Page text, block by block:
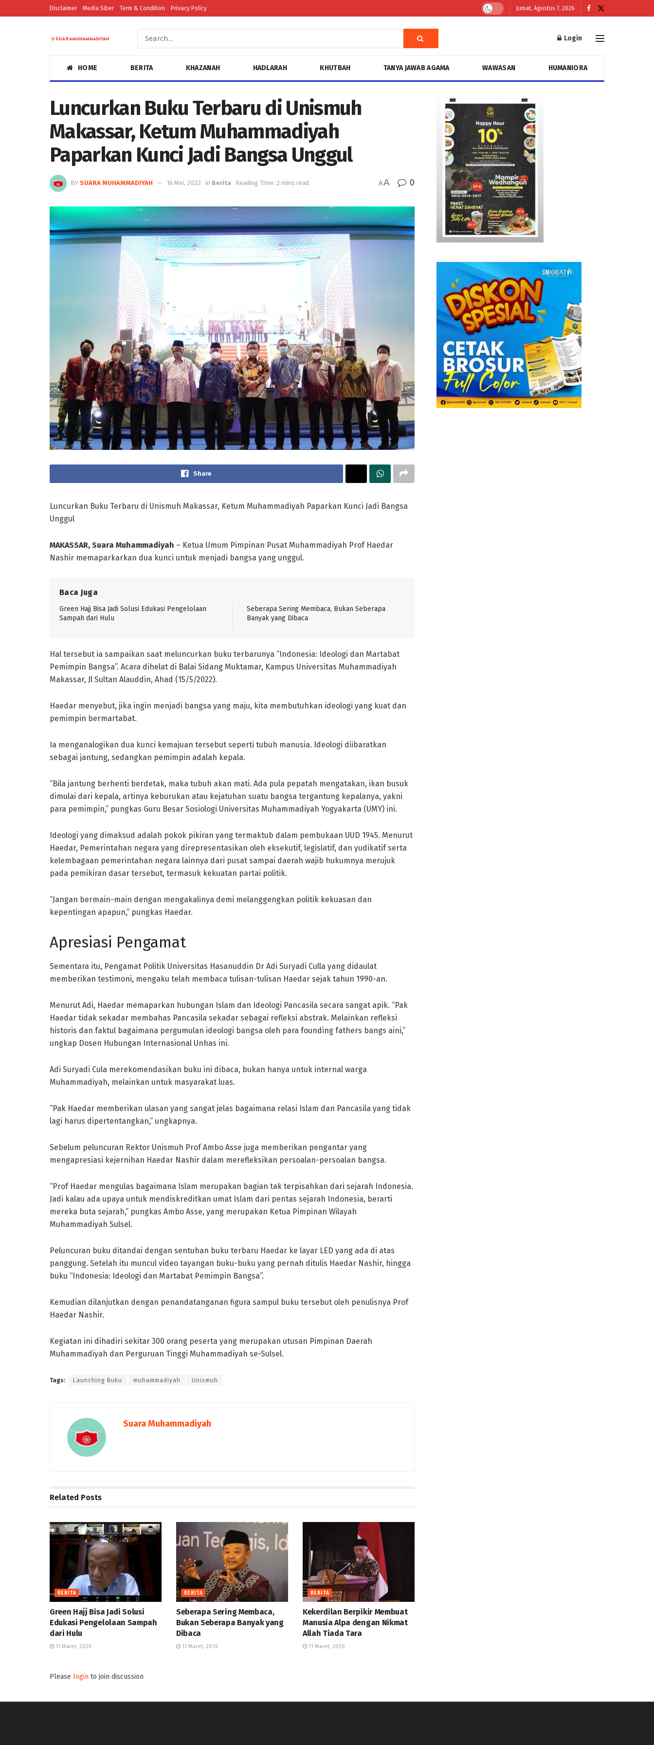
Disclaimer Media Siber Term & Condition Privacy Policy Jumat, Agustus 7, 2026
Login
HOME BERITA KHAZANAH HADLARAH KHUTBAH TANYA JAWAB AGAMA WAWASAN HUMANIORA
Luncurkan Buku Terbaru di Unismuh
Makassar, Ketum Muhammadiyah
Paparkan Kunci Jadi Bangsa Unggul
BY SUARA MUHAMMADIYAH 16 Mei, 2022 in Berita Reading Time: 2 mins read AA 0
Share
Luncurkan Buku Terbaru di Unismuh Makassar, Ketum Muhammadiyah Paparkan Kunci Jadi Bangsa
Unggul
MAKASSAR, Suara Muhammadiyah – Ketua Umum Pimpinan Pusat Muhammadiyah Prof Haedar
Nashir memaparkarkan dua kunci untuk menjadi bangsa yang unggul.
Baca Juga
Green Hajj Bisa Jadi Solusi Edukasi Pengelolaan
Sampah dari Hulu
Seberapa Sering Membaca, Bukan Seberapa
Banyak yang Dibaca
Hal tersebut ia sampaikan saat meluncurkan buku terbarunya “Indonesia: Ideologi dan Martabat
Pemimpin Bangsa”. Acara dihelat di Balai Sidang Muktamar, Kampus Universitas Muhammadiyah
Makassar, Jl Sultan Alauddin, Ahad (15/5/2022).
Haedar menyebut, jika ingin menjadi bangsa yang maju, kita membutuhkan ideologi yang kuat dan
pemimpin bermartabat.
Ia menganalogikan dua kunci kemajuan tersebut seperti tubuh manusia. Ideologi diibaratkan
sebagai jantung, sedangkan pemimpin adalah kepala.
“Bila jantung berhenti berdetak, maka tubuh akan mati. Ada pula pepatah mengatakan, ikan busuk
dimulai dari kepala, artinya keburukan atau kejatuhan suatu bangsa tergantung kepalanya, yakni
para pemimpin,” pungkas Guru Besar Sosiologi Universitas Muhammadiyah Yogyakarta (UMY) ini.
Ideologi yang dimaksud adalah pokok pikiran yang termaktub dalam pembukaan UUD 1945. Menurut
Haedar, Pemerintahan negara yang direpresentasikan oleh eksekutif, legislatif, dan yudikatif serta
kelembagaan pemerintahan negara lainnya dari pusat sampai daerah wajib hukumnya merujuk
pada pemikiran dasar tersebut, termasuk kekuatan partai politik.
“Jangan bermain-main dengan mengakalinya demi melanggengkan politik kekuasan dan
kepentingan apapun,” pungkas Haedar.
Apresiasi Pengamat
Sementara itu, Pengamat Politik Universitas Hasanuddin Dr Adi Suryadi Culla yang didaulat
memberikan testimoni, mengaku telah membaca tulisan-tulisan Haedar sejak tahun 1990-an.
Menurut Adi, Haedar memaparkan hubungan Islam dan Ideologi Pancasila secara sangat apik. “Pak
Haedar tidak sekadar membahas Pancasila sekadar sebagai refleksi abstrak. Melainkan refleksi
historis dan faktul bagaimana pergumulan ideologi bangsa oleh para founding fathers bangs aini,”
ungkap Dosen Hubungan Internasional Unhas ini.
Adi Suryadi Cula merekomendasikan buku ini dibaca, bukan hanya untuk internal warga
Muhammadiyah, melainkan untuk masyarakat luas.
“Pak Haedar memberikan ulasan yang sangat jelas bagaimana relasi Islam dan Pancasila yang tidak
lagi harus dipertentangkan,” ungkapnya.
Sebelum peluncuran Rektor Unismuh Prof Ambo Asse juga memberikan pengantar yang
mengapresiasi kejernihan Haedar Nashir dalam merefleksikan persoalan-persoalan bangsa.
“Prof Haedar mengulas bagaimana Islam merupakan bagian tak terpisahkan dari sejarah Indonesia.
Jadi kalau ada upaya untuk mendiskreditkan umat Islam dari pentas sejarah Indonesia, berarti
mereka buta sejarah,” pungkas Ambo Asse, yang merupakan Ketua Pimpinan Wilayah
Muhammadiyah Sulsel.
Peluncuran buku ditandai dengan sentuhan buku terbaru Haedar ke layar LED yang ada di atas
panggung. Setelah itu muncul video tayangan buku-buku yang pernah ditulis Haedar Nashir, hingga
buku “Indonesia: Ideologi dan Martabat Pemimpin Bangsa”.
Kemudian dilanjutkan dengan penandatanganan figura sampul buku tersebut oleh penulisnya Prof
Haedar Nashir.
Kegiatan ini dihadiri sekitar 300 orang peserta yang merupakan utusan Pimpinan Daerah
Muhammadiyah dan Perguruan Tinggi Muhammadiyah se-Sulsel.
Tags: Launching Buku muhammadiyah Unismuh
Suara Muhammadiyah
Related Posts
BERITA
Green Hajj Bisa Jadi Solusi
Edukasi Pengelolaan Sampah
dari Hulu
11 Maret, 2026
BERITA
Seberapa Sering Membaca,
Bukan Seberapa Banyak yang
Dibaca
11 Maret, 2026
BERITA
Kekerdilan Berpikir Membuat
Manusia Alpa dengan Nikmat
Allah Tiada Tara
11 Maret, 2026
Please login to join discussion